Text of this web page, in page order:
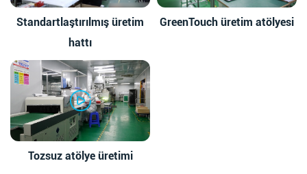
Standartlaştırılmış üretim
hattı
GreenTouch üretim atölyesi
Tozsuz atölye üretimi